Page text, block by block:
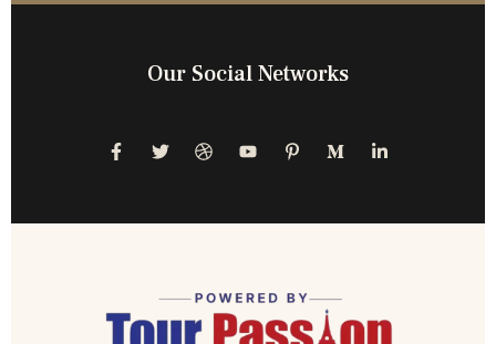
Our Social Networks